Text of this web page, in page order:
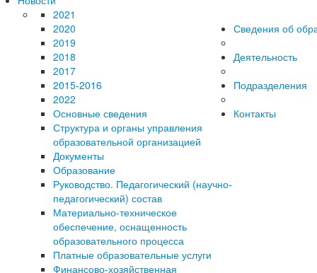
2021
2020
2019
2018
2017
2015-2016
2022
Сведения об
Основные сведения
Структура и органы управления
образовательной организацией
Документы
Образование
Руководство. Педагогический (научно-
педагогический) состав
Материально-техническое
обеспечение, оснащенность
образовательного процесса
Платные образовательные услуги
Финансово-хозяйственная
Деятельность
Подразделения
Контакты